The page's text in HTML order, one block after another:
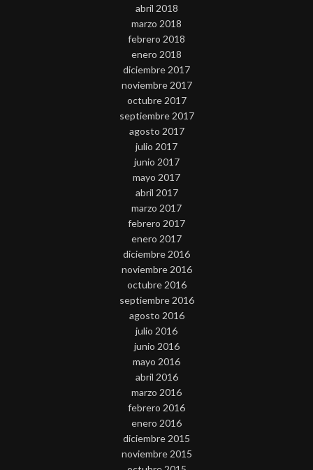
abril 2018
marzo 2018
febrero 2018
enero 2018
diciembre 2017
noviembre 2017
octubre 2017
septiembre 2017
agosto 2017
julio 2017
junio 2017
mayo 2017
abril 2017
marzo 2017
febrero 2017
enero 2017
diciembre 2016
noviembre 2016
octubre 2016
septiembre 2016
agosto 2016
julio 2016
junio 2016
mayo 2016
abril 2016
marzo 2016
febrero 2016
enero 2016
diciembre 2015
noviembre 2015